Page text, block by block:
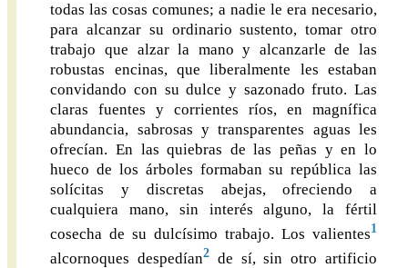
todas las cosas comunes; a nadie le era necesario,
para alcanzar su ordinario sustento, tomar otro
trabajo que alzar la mano y alcanzarle de las
robustas encinas, que liberalmente les estaban
convidando con su dulce y sazonado fruto. Las
claras fuentes y corrientes ríos, en magnífica
abundancia, sabrosas y transparentes aguas les
ofrecían. En las quiebras de las peñas y en lo
hueco de los árboles formaban su república las
solícitas y discretas abejas, ofreciendo a
cualquiera mano, sin interés alguno, la fértil
cosecha de su dulcísimo trabajo. Los valientes1
alcornoques despedían2 de sí, sin otro artificio